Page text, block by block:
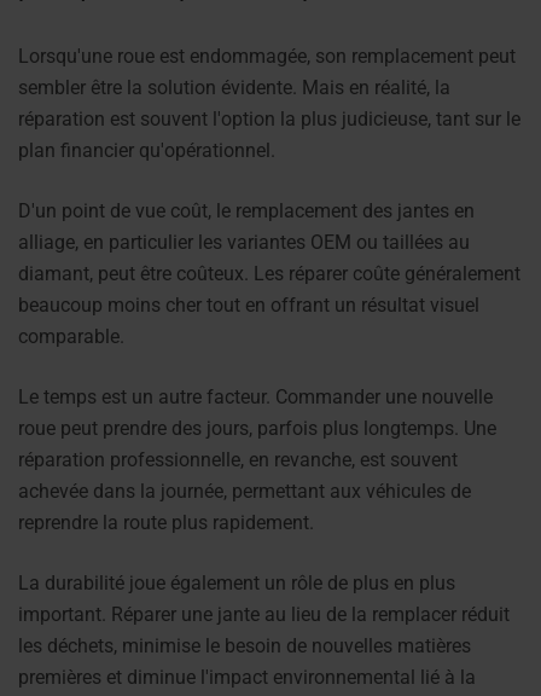
Lorsqu'une roue est endommagée, son remplacement peut
sembler être la solution évidente. Mais en réalité, la
réparation est souvent l'option la plus judicieuse, tant sur le
plan financier qu'opérationnel.
D'un point de vue coût, le remplacement des jantes en
alliage, en particulier les variantes OEM ou taillées au
diamant, peut être coûteux. Les réparer coûte généralement
beaucoup moins cher tout en offrant un résultat visuel
comparable.
Le temps est un autre facteur. Commander une nouvelle
roue peut prendre des jours, parfois plus longtemps. Une
réparation professionnelle, en revanche, est souvent
achevée dans la journée, permettant aux véhicules de
reprendre la route plus rapidement.
La durabilité joue également un rôle de plus en plus
important. Réparer une jante au lieu de la remplacer réduit
les déchets, minimise le besoin de nouvelles matières
premières et diminue l'impact environnemental lié à la